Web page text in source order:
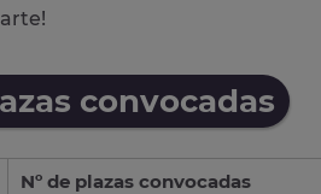
convocadas
Nº de plazas convocadas